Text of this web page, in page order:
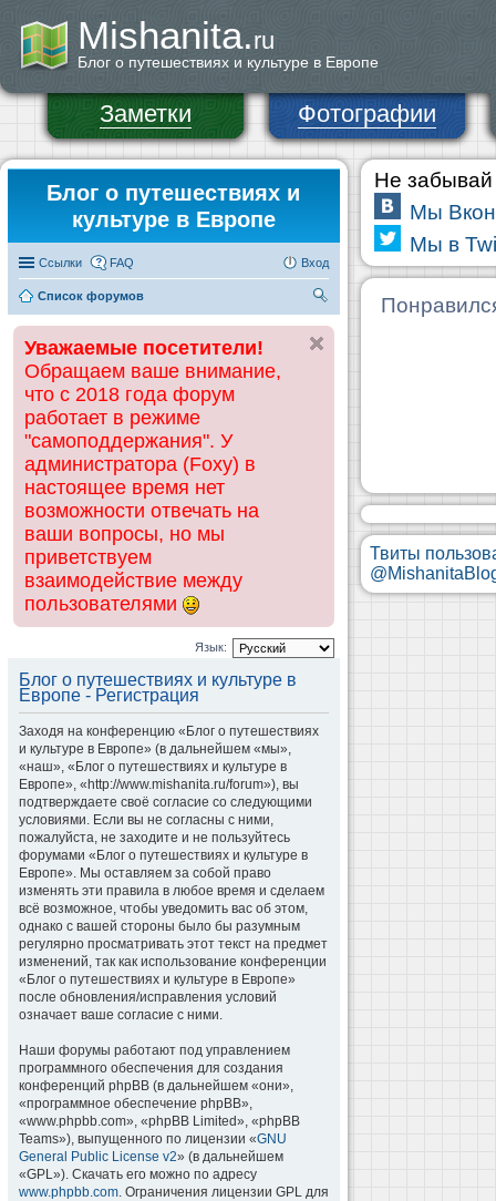
Mishanita.ru
Блог о путешествиях и культуре в Европе
Заметки Фотографии
Блог о путешествиях и
культуре в Европе
Ссылки FAQ Вход
Список форумов
ск
Уважаемые посетители!
Обращаем ваше внимание,
что с 2018 года форум
работает в режиме
"самоподдержания". У
администратора (Foxy) в
настоящее время нет
возможности отвечать на
ваши вопросы, но мы
приветствуем
взаимодействие между
пользователями
Язык:
Блог о путешествиях и культуре в
Европе - Регистрация
Заходя на конференцию «Блог о путешествиях
и культуре в Европе» (в дальнейшем «мы»,
«наш», «Блог о путешествиях и культуре в
Европе», «http://www.mishanita.ru/forum»), вы
подтверждаете своё согласие со следующими
условиями. Если вы не согласны с ними,
пожалуйста, не заходите и не пользуйтесь
форумами «Блог о путешествиях и культуре в
Европе». Мы оставляем за собой право
изменять эти правила в любое время и сделаем
всё возможное, чтобы уведомить вас об этом,
однако с вашей стороны было бы разумным
регулярно просматривать этот текст на предмет
изменений, так как использование конференции
«Блог о путешествиях и культуре в Европе»
после обновления/исправления условий
означает ваше согласие с ними.
Наши форумы работают под управлением
программного обеспечения для создания
конференций phpBB (в дальнейшем «они»,
«программное обеспечение phpBB»,
«www.phpbb.com», «phpBB Limited», «phpBB
Teams»), выпущенного по лицензии «GNU
General Public License v2» (в дальнейшем
«GPL»). Скачать его можно по адресу
www.phpbb.com. Ограничения лицензии GPL для
Не забывай
Мы
Мы в
Твиты